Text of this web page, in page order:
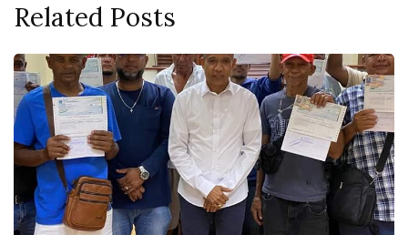
Related Posts